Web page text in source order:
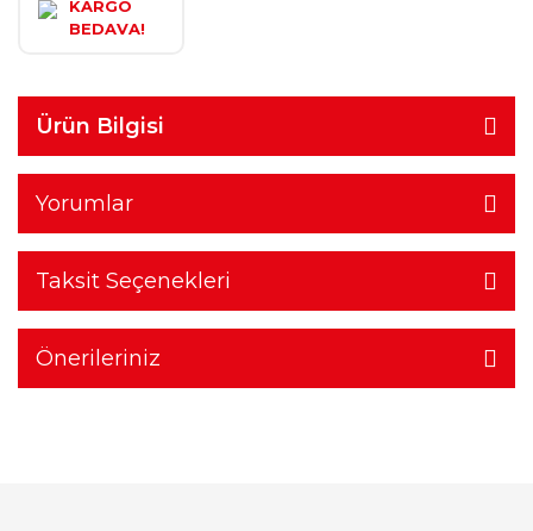
KARGO
BEDAVA!
Ürün Bilgisi
Yorumlar
Taksit Seçenekleri
Önerileriniz